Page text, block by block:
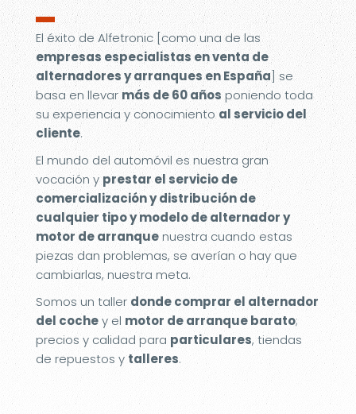
▬
El éxito de Alfetronic [como una de las
empresas especialistas en venta de
alternadores y arranques en España] se
basa en llevar más de 60 añosponiendo toda
su experiencia y conocimientoal servicio del
cliente.
El mundo del automóvil es nuestra gran
vocación y prestar el servicio de
comercialización y distribución de
cualquier tipo y modelo de alternador y
motor de arranquenuestra cuando estas
piezas dan problemas, se averían o hay que
cambiarlas, nuestra meta.
Somos un taller donde comprar el alternador
del cochey el motor de arranque barato;
precios y calidad para particulares, tiendas
de repuestos ytalleres.